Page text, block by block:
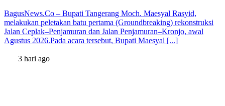
BagusNews.Co – Bupati Tangerang Moch. Maesyal Rasyid,
melakukan peletakan batu pertama (Groundbreaking) rekonstruksi
Jalan Ceplak–Penjamuran dan Jalan Penjamuran–Kronjo, awal
Agustus 2026.Pada acara tersebut, Bupati Maesyal [...]
3 hari ago